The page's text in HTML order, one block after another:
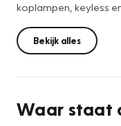
koplampen, keyless
Deze MINI Clubman
rijgevoel met extra
rijdt, maar toch
Bekijk alles
Waar staat